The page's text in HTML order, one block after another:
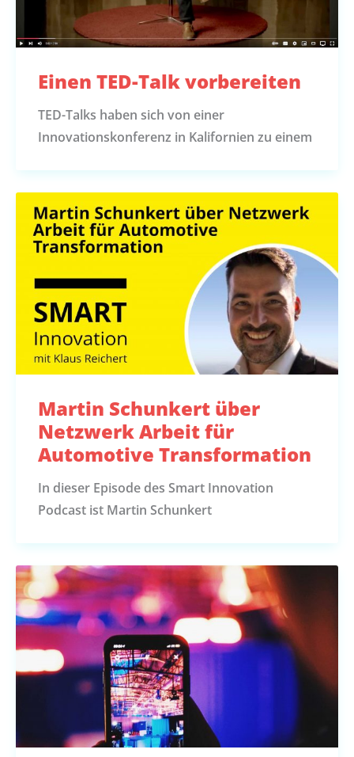
Einen TED-Talk vorbereiten
TED-Talks haben sich von einer
Innovationskonferenz in Kalifornien zu einem
Martin Schunkert über
Netzwerk Arbeit für
Automotive Transformation
In dieser Episode des Smart Innovation
Podcast ist Martin Schunkert